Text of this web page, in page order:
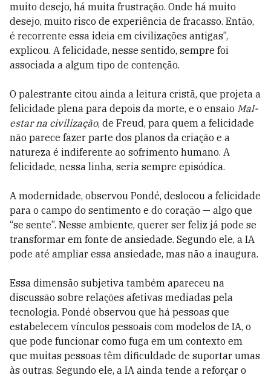
muito desejo, há muita frustração. Onde há muito
desejo, muito risco de experiência de fracasso. Então,
é recorrente essa ideia em civilizações antigas”,
explicou. A felicidade, nesse sentido, sempre foi
associada a algum tipo de contenção.
O palestrante citou ainda a leitura cristã, que projeta a
felicidade plena para depois da morte, e o ensaio Mal-
estar na civilização, de Freud, para quem a felicidade
não parece fazer parte dos planos da criação e a
natureza é indiferente ao sofrimento humano. A
felicidade, nessa linha, seria sempre episódica.
A modernidade, observou Pondé, deslocou a felicidade
para o campo do sentimento e do coração — algo que
“se sente”. Nesse ambiente, querer ser feliz já pode se
transformar em fonte de ansiedade. Segundo ele, a IA
pode até ampliar essa ansiedade, mas não a inaugura.
Essa dimensão subjetiva também apareceu na
discussão sobre relações afetivas mediadas pela
tecnologia. Pondé observou que há pessoas que
estabelecem vínculos pessoais com modelos de IA, o
que pode funcionar como fuga em um contexto em
que muitas pessoas têm dificuldade de suportar umas
às outras. Segundo ele, a IA ainda tende a reforçar o